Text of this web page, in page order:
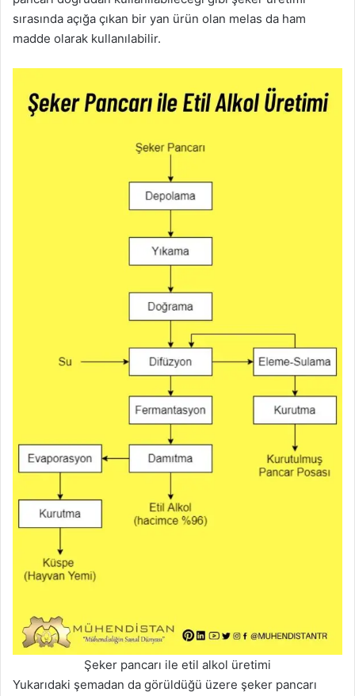
sırasında açığa çıkan bir yan ürün olan melas da ham
madde olarak kullanılabilir.
Şeker pancarı ile etil alkol üretimi
Yukarıdaki şemadan da görüldüğü üzere şeker pancarı